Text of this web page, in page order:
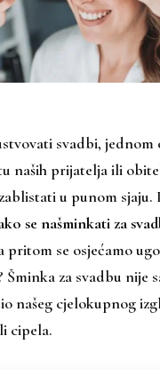
svadbi, jednom
naših prijatelja ili
u punom sjaju.
se našminkati za
pritom se osjećamo
Šminka za svadbu nije
našeg cjelokupnog
cipela.